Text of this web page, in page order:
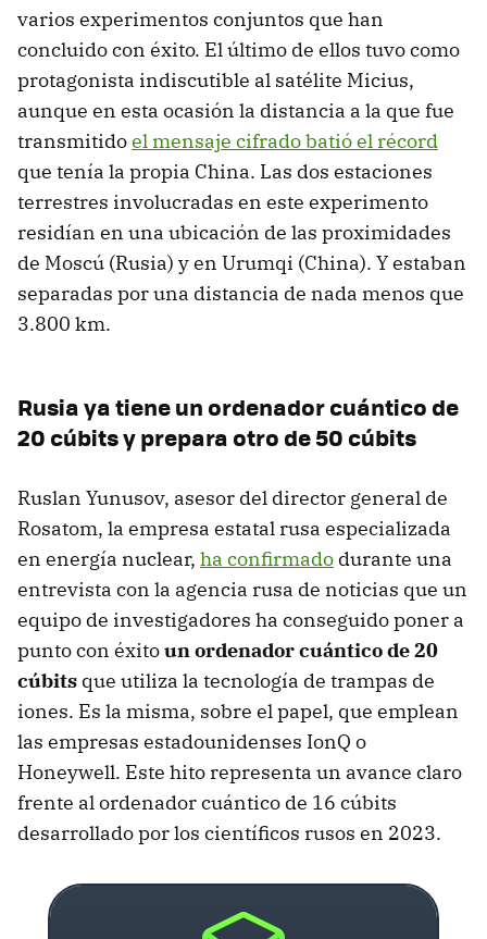
varios experimentos conjuntos que han
concluido con éxito. El último de ellos tuvo como
protagonista indiscutible al satélite Micius,
aunque en esta ocasión la distancia a la que fue
transmitidoel mensaje cifrado batió el récord
que tenía la propia China. Las dos estaciones
terrestres involucradas en este experimento
residían en una ubicación de las proximidades
de Moscú (Rusia) y en Urumqi (China). Y estaban
separadas por una distancia de nada menos que
3.800 km.
Rusia ya tiene un ordenador cuántico de
20 cúbits y prepara otro de 50 cúbits
Ruslan Yunusov, asesor del director general de
Rosatom, la empresa estatal rusa especializada
en energía nuclear, ha confirmado durante una
entrevista con la agencia rusa de noticias que un
equipo de investigadores ha conseguido poner a
punto con éxitoun ordenador cuántico de 20
cúbits que utiliza la tecnología de trampas de
iones. Es la misma, sobre el papel, que emplean
las empresas estadounidenses IonQ o
Honeywell. Este hito representa un avance claro
frente al ordenador cuántico de 16 cúbits
desarrollado por los científicos rusos en 2023.